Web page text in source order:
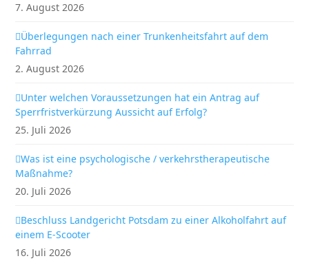
7. August 2026
Überlegungen nach einer Trunkenheitsfahrt auf dem
Fahrrad
2. August 2026
Unter welchen Voraussetzungen hat ein Antrag auf
Sperrfristverkürzung Aussicht auf Erfolg?
25. Juli 2026
Was ist eine psychologische / verkehrstherapeutische
Maßnahme?
20. Juli 2026
Beschluss Landgericht Potsdam zu einer Alkoholfahrt auf
einem E-Scooter
16. Juli 2026